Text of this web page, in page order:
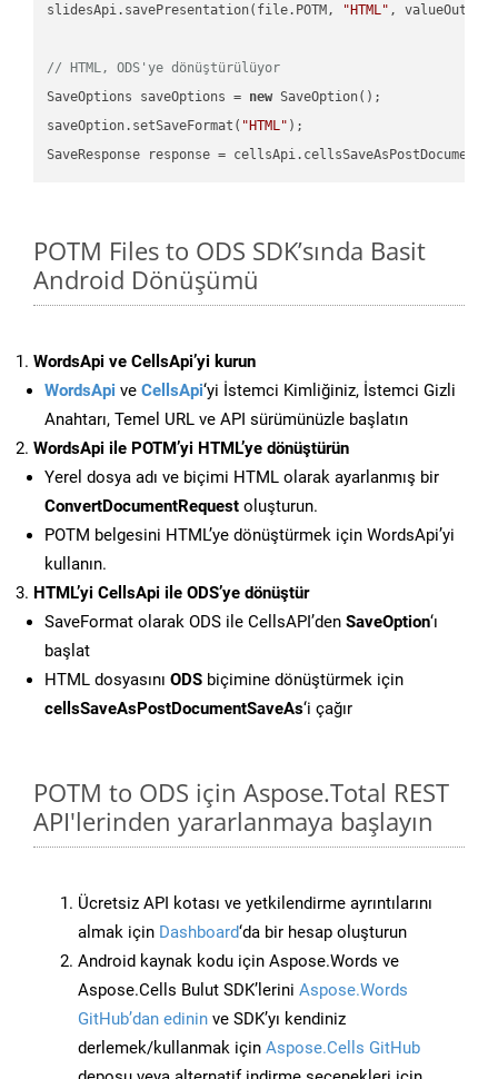
slidesApi.savePresentation(file.POTM,
"HTML" ,
// HTML, ODS'ye dönüştürülüyor
SaveOptions saveOptions = new SaveOption();
saveOption.setSaveFormat( "HTML" );
SaveResponse response =
POTM Files to ODS SDK’sında Basit
Android Dönüşümü
WordsApi ve CellsApi’yi kurun
WordsApi ve CellsApi‘yi İstemci Kimliğiniz, İstemci Gizli
Anahtarı, Temel URL ve API sürümünüzle başlatın
WordsApi ile POTM’yi HTML’ye dönüştürün
Yerel dosya adı ve biçimi HTML olarak ayarlanmış bir
ConvertDocumentRequest oluşturun.
POTM belgesini HTML’ye dönüştürmek için WordsApi’yi
kullanın.
HTML’yi CellsApi ile ODS’ye dönüştür
SaveFormat olarak ODS ile CellsAPI’den SaveOption‘ı
başlat
HTML dosyasını ODS biçimine dönüştürmek için
cellsSaveAsPostDocumentSaveAs‘i çağır
POTM to ODS için Aspose.Total REST
API'lerinden yararlanmaya başlayın
Ücretsiz API kotası ve yetkilendirme ayrıntılarını
almak için Dashboard‘da bir hesap oluşturun
Android kaynak kodu için Aspose.Words ve
Aspose.Cells Bulut SDK’lerini Aspose.Words
GitHub’dan edinin ve SDK’yı kendiniz
derlemek/kullanmak için Aspose.Cells GitHub